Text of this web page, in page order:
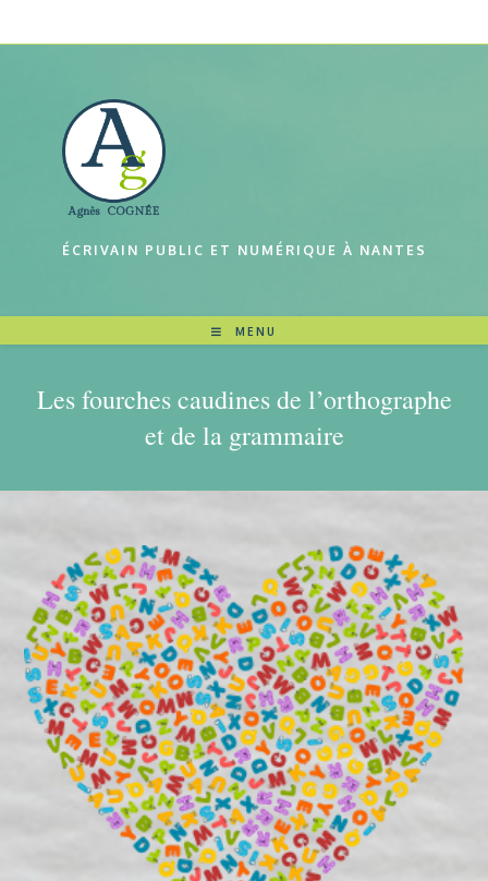
ÉCRIVAIN PUBLIC ET NUMÉRIQUE À NANTES
MENU
Les fourches caudines de l’orthographe
et de la grammaire